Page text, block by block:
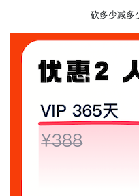
砍多少减多